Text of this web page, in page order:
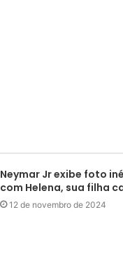
Neymar Jr exibe foto
com Helena, sua filha
12 de novembro de 2024